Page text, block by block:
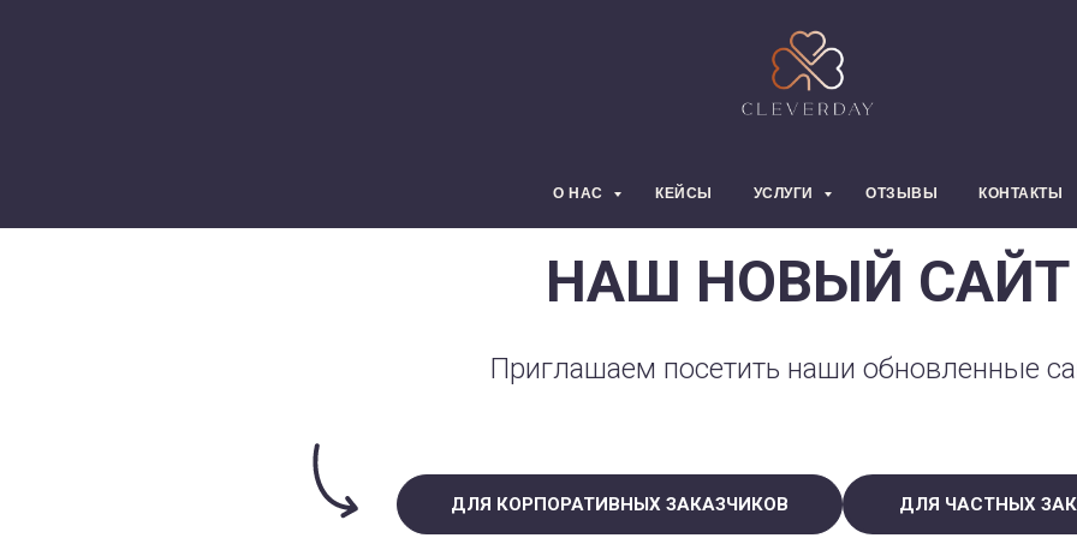
О НАС КЕЙСЫ УСЛУГИ ОТЗЫВЫ КОНТАКТЫ
НАШ НОВЫЙ САЙТ
Приглашаем посетить наши обновленные
ДЛЯ КОРПОРАТИВНЫХ ЗАКАЗЧИКОВ ДЛЯ ЧАСТНЫХ